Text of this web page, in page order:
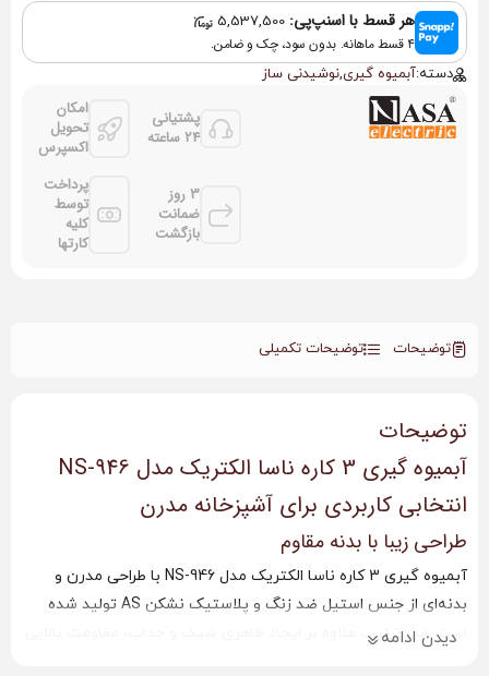
هر قسط با اسنپ‌پی: 5,537,500
۴ قسط ماهانه. بدون سود، چک و ضامن.
دسته:آبمیوه گیری,نوشیدنی ساز
پشتیانی
24 ساعته
امکان
تحویل
اکسپرس
3 روز
ضمانت
بازگشت
پرداخت
توسط
کلیه
کارتها
توضیحات توضیحات تکمیلی
توضیحات
آبمیوه گیری 3 کاره ناسا الکتریک مدل NS-946
انتخابی کاربردی برای آشپزخانه مدرن
طراحی زیبا با بدنه مقاوم
آبمیوه گیری 3 کاره ناسا الکتریک مدل NS-946 با طراحی مدرن و
بدنه‌ای از جنس استیل ضد زنگ و پلاستیک نشکن AS تولید شده
است. این ترکیب علاوه بر ایجاد ظاهری شیک و جذاب، مقاومت بالایی
دیدن ادامه